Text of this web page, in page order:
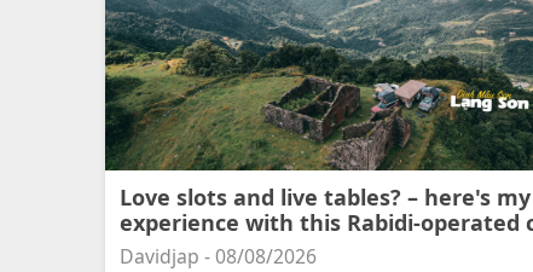
Love slots and live tables? – here's my
experience with this Rabidi-operated
Davidjap - 08/08/2026